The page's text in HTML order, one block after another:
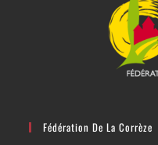
Fédération De La Corrèze